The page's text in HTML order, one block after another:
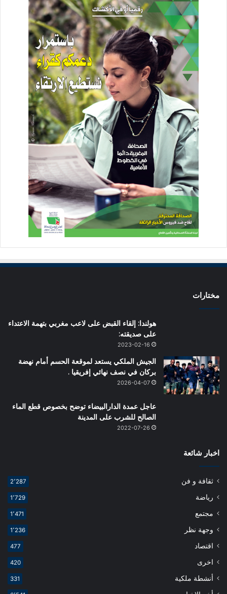
مختارات
هولندا: إلقاء القبض على لاعب مغربي بتهمة الاعتداء
على صديقته:
2023-02-16
الجيش الملكي يستعد لموقعة الحسم أمام نهضة
بركان في نصف نهائي إفريقيا .
2026-04-07
عاجل عمدة الدارالبيضاء توضح بخصوص قطع الماء
الصالح للشرب على المدينة
2022-07-26
اخبار شائعة
ثقافة و فن 2٬287
رياضة 1٬729
مجتمع 1٬471
وجهة نظر 1٬236
اقتصاد 477
اخرى 420
أنشطة ملكية 331